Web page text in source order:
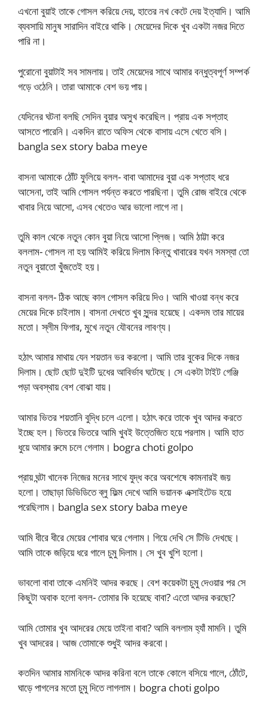
এখনো বুয়াই তাকে গোসল করিয়ে দেয়, হাতের নখ কেটে দেয় ইত্যাদি। আমি
ব্যবসায়ি মানুষ সারাদিন বাইরে থাকি। মেয়েদের দিকে খুব একটা নজর দিতে
পারি না।
পুরোনো বুয়াটাই সব সামলায়। তাই মেয়েদের সাথে আমার বন্ধুত্বপূর্ণ সম্পর্ক
গড়ে ওঠেনি। তারা আমাকে বেশ ভয় পায়।
যেদিনের ঘটনা বলছি সেদিন বুয়ার অসুখ করেছিল। প্রায় এক সপ্তাহ
আসতে পারেনি। একদিন রাতে অফিস থেকে বাসায় এসে খেতে বসি।
bangla sex story baba meye
বাসনা আমাকে ঠোঁট ফুলিয়ে বলল- বাবা আমাদের বুয়া এক সপ্তাহ ধরে
আসেনা, তাই আমি গোসল পর্যন্ত করতে পারছিনা। তুমি রোজ বাইরে থেকে
খাবার নিয়ে আসো, এসব খেতেও আর ভালো লাগে না।
তুমি কাল থেকে নতুন কোন বুয়া নিয়ে আসো প্লিজ। আমি ঠাট্টা করে
বললাম- গোসল না হয় আমিই করিয়ে দিলাম কিন্তু খাবারের যখন সমস্যা তো
নতুন বুয়াতো খুঁজতেই হয়।
বাসনা বলল- ঠিক আছে কাল গোসল করিয়ে দিও। আমি খাওয়া বন্ধ করে
মেয়ের দিকে চাইলাম। বাসনা দেখতে খুব সুন্দর হয়েছে। একদম তার মায়ের
মতো। স্লীম ফিগার, মুখে নতুন যৌবনের লাবণ্য।
হঠাৎ আমার মাথায় যেন শয়তান ভর করলো। আমি তার বুকের দিকে নজর
দিলাম। ছোট ছোট দুইটি দুধের আবির্ভাব ঘটেছে। সে একটা টাইট গেঞ্জি
পড়া অবস্থায় বেশ বোঝা যায়।
আমার ভিতর শয়তানি বুদ্ধি চলে এলো। হঠাৎ করে তাকে খুব আদর করতে
ইচ্ছে হল। ভিতরে ভিতরে আমি খুবই উত্তেজিত হয়ে পরলাম। আমি হাত
ধুয়ে আমার রুমে চলে গেলাম। bogra choti golpo
প্রায় ঘন্টা খানেক নিজের মনের সাথে যুদ্ধ করে অবশেষে কামনারই জয়
হলো। তাছাড়া ডিভিডিতে ব্লু ফিল্ম দেখে আমি ভয়ানক এক্সাইটেড হয়ে
পরেছিলাম। bangla sex story baba meye
আমি ধীরে ধীরে মেয়ের শোবার ঘরে গেলাম। গিয়ে দেখি সে টিভি দেখছে।
আমি তাকে জড়িয়ে ধরে গালে চুমু দিলাম। সে খুব খুশি হলো।
ভাবলো বাবা তাকে এমনিই আদর করছে। বেশ কয়েকটা চুমু দেওয়ার পর সে
কিছুটা অবাক হলো বলল- তোমার কি হয়েছে বাবা? এতো আদর করছো?
আমি তোমার খুব আদরের মেয়ে তাইনা বাবা? আমি বললাম হ্যাঁ মামনি। তুমি
খুব আদরের। আজ তোমাকে শুধুই আদর করবো।
কতদিন আমার মামনিকে আদর করিনা বলে তাকে কোলে বসিয়ে গালে, ঠোঁটে,
ঘাড়ে পাগলের মতো চুমু দিতে লাগলাম। bogra choti golpo